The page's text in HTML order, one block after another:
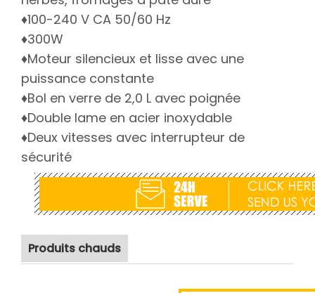
♦100-240 V CA 50/60 Hz
♦300W
♦Moteur silencieux et lisse avec une
puissance constante
♦Bol en verre de 2,0 L avec poignée
♦Double lame en acier inoxydable
♦Deux vitesses avec interrupteur de
sécurité
Produits chauds